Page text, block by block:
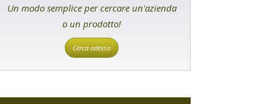
Un modo semplice per cercare un'azienda
o un prodotto!
Cerca adesso